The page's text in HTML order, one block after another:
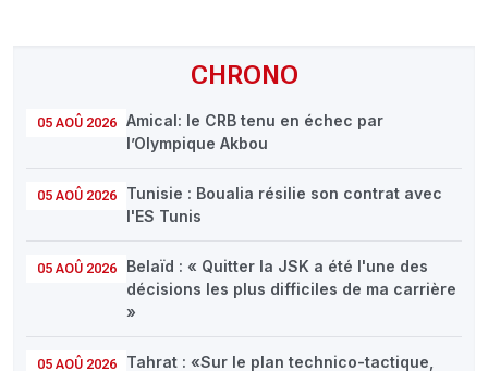
CHRONO
05 AOÛ 2026
Amical: le CRB tenu en échec par
l’Olympique Akbou
05 AOÛ 2026
Tunisie : Boualia résilie son contrat avec
l'ES Tunis
05 AOÛ 2026
Belaïd : « Quitter la JSK a été l'une des
décisions les plus difficiles de ma carrière
»
05 AOÛ 2026
Tahrat : «Sur le plan technico-tactique,